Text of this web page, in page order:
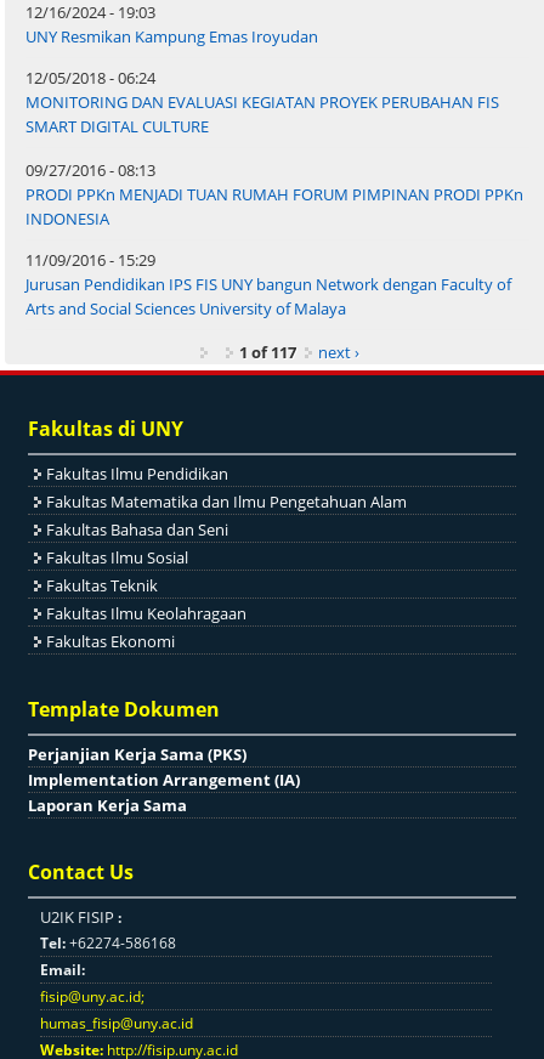
12/16/2024 - 19:03
UNY Resmikan Kampung Emas Iroyudan
12/05/2018 - 06:24
MONITORING DAN EVALUASI KEGIATAN PROYEK PERUBAHAN FIS
SMART DIGITAL CULTURE
09/27/2016 - 08:13
PRODI PPKn MENJADI TUAN RUMAH FORUM PIMPINAN PRODI PPKn
INDONESIA
11/09/2016 - 15:29
Jurusan Pendidikan IPS FIS UNY bangun Network dengan Faculty of
Arts and Social Sciences University of Malaya
1 of 117
next ›
Fakultas di UNY
Fakultas Ilmu Pendidikan
Fakultas Matematika dan Ilmu Pengetahuan Alam
Fakultas Bahasa dan Seni
Fakultas Ilmu Sosial
Fakultas Teknik
Fakultas Ilmu Keolahragaan
Fakultas Ekonomi
Template Dokumen
Perjanjian Kerja Sama (PKS)
Implementation Arrangement (IA)
Laporan Kerja Sama
Contact Us
U2IK FISIP :
Tel:+62274-586168
Email:
fisip@uny.ac.id;
humas_fisip@uny.ac.id
Website: http://fisip.uny.ac.id